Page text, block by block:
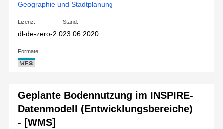
Geographie und Stadtplanung
Lizenz:
dl-de-zero-2.0
Stand:
23.06.2020
Formate:
WFS
Geplante Bodennutzung im INSPIRE-
Datenmodell (Entwicklungsbereiche)
- [WMS]